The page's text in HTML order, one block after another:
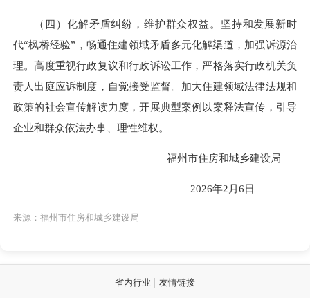
（四）化解矛盾纠纷，维护群众权益。坚持和发展新时
代“枫桥经验”，畅通住建领域矛盾多元化解渠道，加强诉源治
理。高度重视行政复议和行政诉讼工作，严格落实行政机关负
责人出庭应诉制度，自觉接受监督。加大住建领域法律法规和
政策的社会宣传解读力度，开展典型案例以案释法宣传，引导
企业和群众依法办事、理性维权。
福州市住房和城乡建设局
2026年2月6日
来源：福州市住房和城乡建设局
省内行业 友情链接